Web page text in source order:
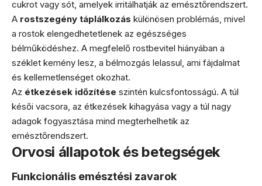
cukrot vagy sót, amelyek irritálhatják az emésztőrendszert.
A rostszegény táplálkozás különösen problémás, mivel
a rostok elengedhetetlenek az egészséges
bélműködéshez. A megfelelő rostbevitel hiányában a
széklet kemény lesz, a bélmozgás lelassul, ami fájdalmat
és kellemetlenséget okozhat.
Az étkezések időzítése szintén kulcsfontosságú. A túl
késői vacsora, az étkezések kihagyása vagy a túl nagy
adagok fogyasztása mind megterhelhetik az
emésztőrendszert.
Orvosi állapotok és betegségek
Funkcionális emésztési zavarok